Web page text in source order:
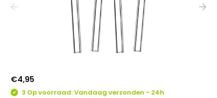
€4,95
3 Op voorraad: Vandaag verzonden - 24h